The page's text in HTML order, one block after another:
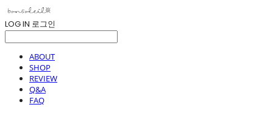
LOG IN 로그인
ABOUT
SHOP
REVIEW
Q&A
FAQ